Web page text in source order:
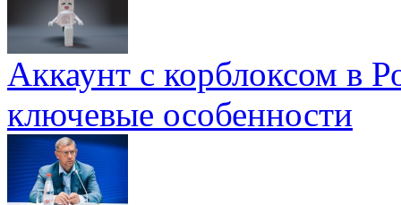
Аккаунт с корблоксом в
ключевые особенности